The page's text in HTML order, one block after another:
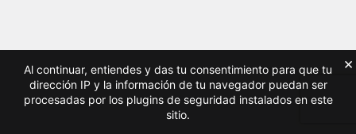
Al continuar, entiendes y das tu consentimiento para que tu
dirección IP y la información de tu navegador puedan ser
procesadas por los plugins de seguridad instalados en este
sitio.
×